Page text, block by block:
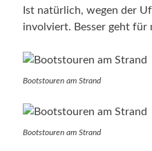
Ist natürlich, wegen der
involviert. Besser geht für
Bootstouren am Strand
Bootstouren am Strand